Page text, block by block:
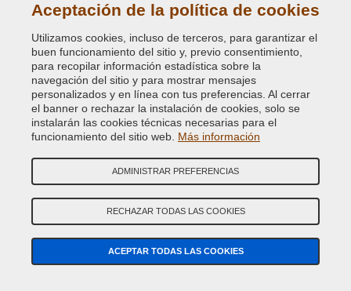
Código de Color Original : FKG
LIMITED BRIGHT SILVER MET (WHEEL)
Código de Color Original :TAE
Código de Producto:
VCD-CHA-TAE
LIQUID CHARCOAL/GREY MET.
Código de Color Original :HAV
Código de Producto:VCD-CHA-HAV
LT.DRIFT.SATIN GLOW MET.(VEDI CHA FK)
Código de Color Original :PFK
Código de Producto:VCD-CHA-PFK
Aceptación de la política de cookies
Utilizamos cookies, incluso de terceros, para garantizar el
buen funcionamiento del sitio y, previo consentimiento,
para recopilar información estadística sobre la
navegación del sitio y para mostrar mensajes
personalizados y en línea con tus preferencias. Al cerrar
el banner o rechazar la instalación de cookies, solo se
instalarán las cookies técnicas necesarias para el
funcionamiento del sitio web. Más información
ADMINISTRAR PREFERENCIAS
RECHAZAR TODAS LAS COOKIES
ACEPTAR TODAS LAS COOKIES